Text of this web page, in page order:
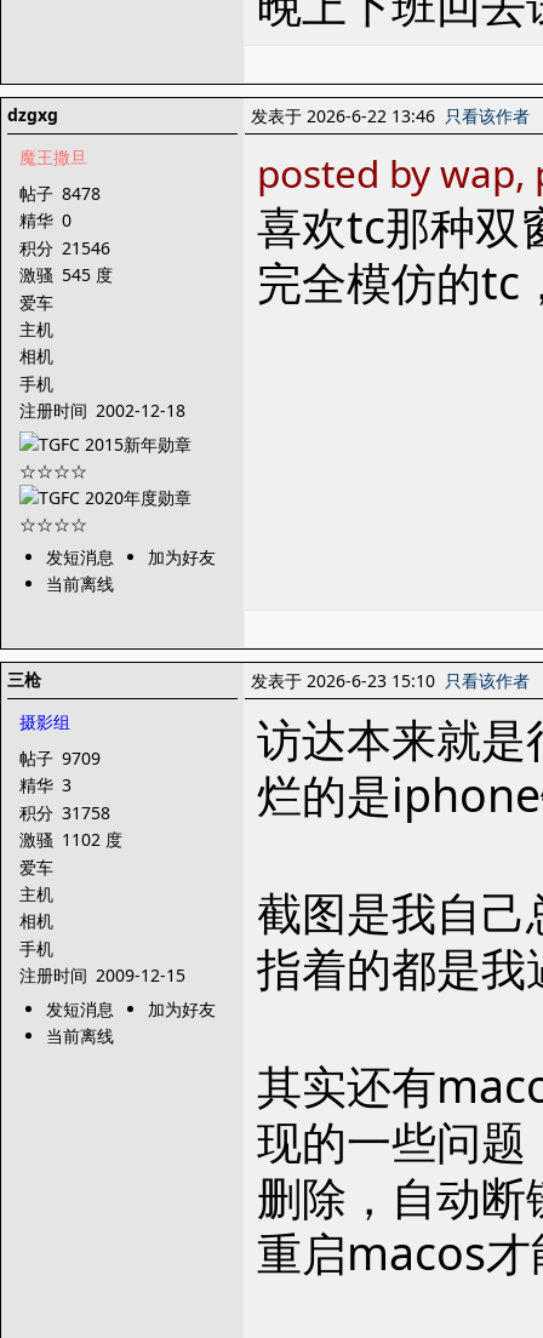
dzgxg
魔王撒旦
帖子 8478
精华 0
积分 21546
激骚 545 度
爱车
主机
相机
手机
注册时间 2002-12-18
发短消息
加为好友
当前离线
发表于 2026-6-22 13:46 只看该作者
posted by wap,
喜欢tc那种
完全模仿的tc
三枪
摄影组
帖子 9709
精华 3
积分 31758
激骚 1102 度
爱车
主机
相机
手机
注册时间 2009-12-15
发短消息
加为好友
当前离线
发表于 2026-6-23 15:10 只看该作者
访达本来就
烂的是
截图是我自
指着的都是
其实还有
现的一些问
删除，自动
重启macos